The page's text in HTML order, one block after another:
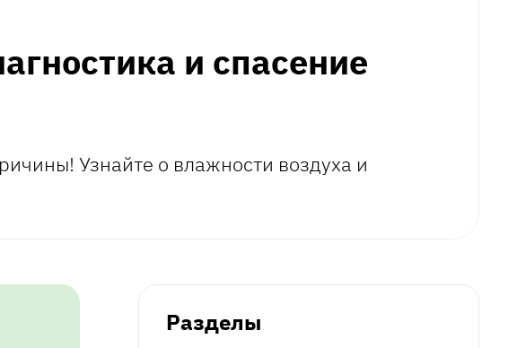
и спасение
Узнайте о влажности воздуха и
Разделы